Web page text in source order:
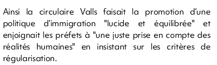
Ainsi la circulaire Valls faisait la promotion d’une
politique d’immigration "lucide et équilibrée" et
enjoignait les préfets à "une juste prise en compte des
réalités humaines" en insistant sur les critères de
régularisation.